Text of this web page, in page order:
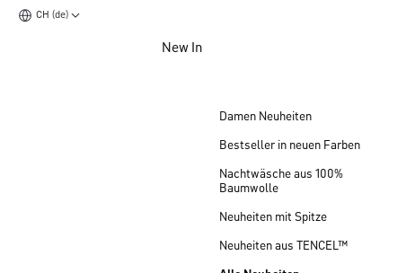
CH (de)
Zum Hauptinhalt springenNew In
Damen Neuheiten
Bestseller in neuen Farben
Nachtwäsche aus 100%
Baumwolle
Neuheiten mit Spitze
Neuheiten aus TENCEL™